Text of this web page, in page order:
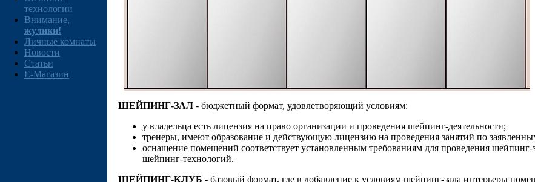
технологии
Внимание,
жулики!
Личные комнаты
Новости
Статьи
E-Магазин
ШЕЙПИНГ-ЗАЛ - бюджетный формат, удовлетворяющий условиям:
у владельца есть лицензия на право организации и проведения шейпинг-деятельности;
тренеры, имеют образование и действующую лицензию на проведения занятий по
оснащение помещений соответствует установленным требованиям для проведения
шейпинг-технологий.
ШЕЙПИНГ-КЛУБ - базовый формат, где в добавление к условиям шейпинг-зала интерьеры